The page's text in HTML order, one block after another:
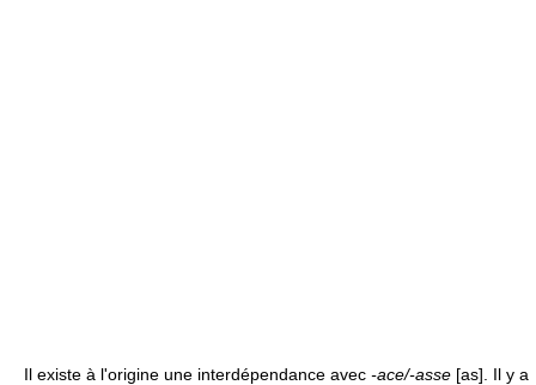
Il existe à l'origine une interdépendance avec -ace/-asse [as]. Il y a